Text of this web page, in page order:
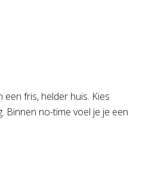
fris, helder huis. Kies
Binnen no-time voel je je een